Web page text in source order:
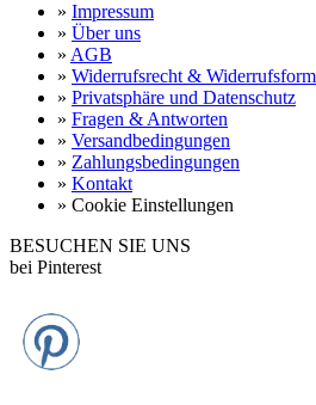
» Impressum
» Über uns
» AGB
» Widerrufsrecht &
» Privatsphäre und Datenschutz
» Fragen & Antworten
» Versandbedingungen
» Zahlungsbedingungen
» Kontakt
» Cookie Einstellungen
BESUCHEN SIE UNS
bei Pinterest